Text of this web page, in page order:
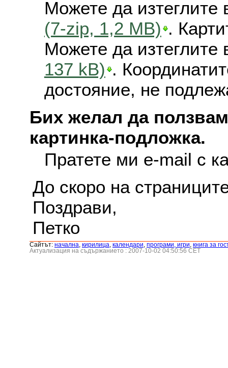
Можете да изтеглите
(7-zip, 1,2 MB) .
Можете да изтеглите
137 kB) .
достояние, не
Бих желал да
картинка-подложка.
Пратете ми e-mail с
До скоро на
Поздрави,
Петко
Сайтът: началнa кирилица календари програми, игри книга за
Актуализация на съдържанието : 2007-10-02 04:50:56 CET